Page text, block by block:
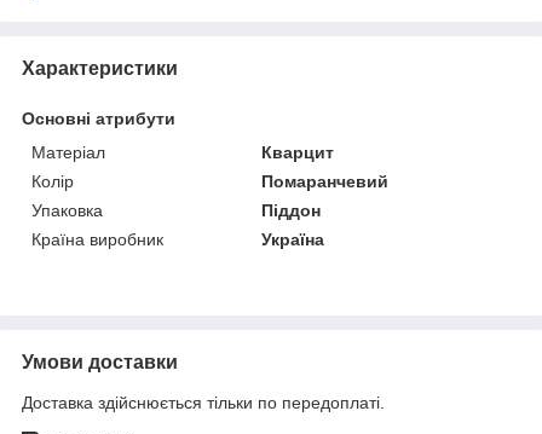
Характеристики
Основні атрибути
Матеріал
Кварцит
Колір
Помаранчевий
Упаковка
Піддон
Країна виробник
Україна
Умови доставки
Доставка здійснюється тільки по передоплаті.